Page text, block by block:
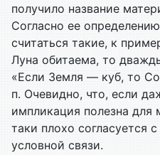
получило название
Согласно ее
считаться такие, к
Луна обитаема, то
«Если Земля — куб, то
п. Очевидно, что, если
импликация полезна для
таки плохо согласуется
условной связи.